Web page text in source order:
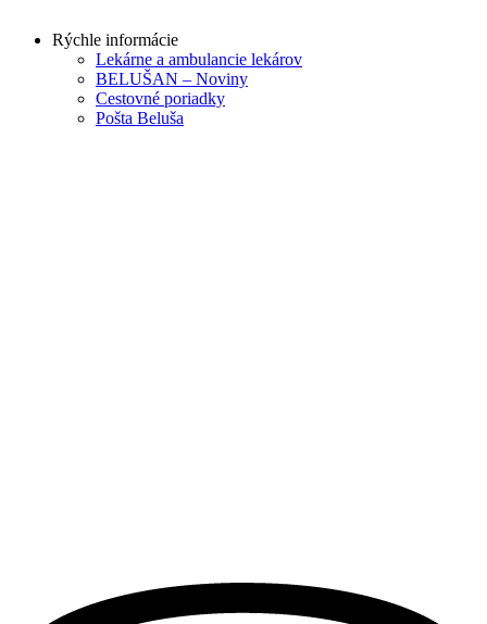
Rýchle informácie
Lekárne a ambulancie lekárov
BELUŠAN – Noviny
Cestovné poriadky
Pošta Beluša